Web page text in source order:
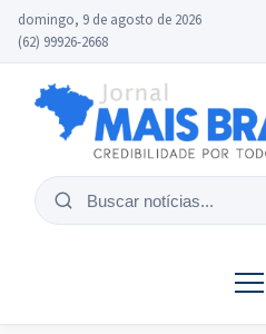
domingo, 9 de agosto de 2026
(62) 99926-2668
Buscar